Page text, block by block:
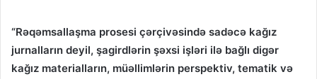
“Rəqəmsallaşma prosesi çərçivəsində sadəcə kağız
jurnalların deyil, şagirdlərin şəxsi işləri ilə bağlı digər
kağız materialların, müəllimlərin perspektiv, tematik və